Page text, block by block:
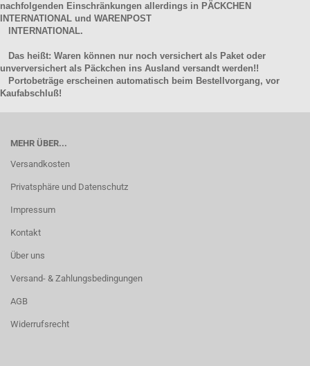
nachfolgenden Einschränkungen allerdings in PÄCKCHEN
INTERNATIONAL und WARENPOST
INTERNATIONAL.
Das heißt: Waren können nur noch versichert als Paket oder
unverversichert als Päckchen ins Ausland versandt werden!!
Portobeträge erscheinen automatisch beim Bestellvorgang, vor
Kaufabschluß!
MEHR ÜBER...
Versandkosten
Privatsphäre und Datenschutz
Impressum
Kontakt
Über uns
Versand- & Zahlungsbedingungen
AGB
Widerrufsrecht